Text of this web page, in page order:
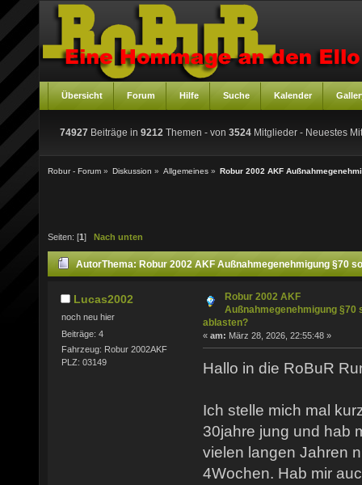
Übersicht Forum Hilfe Suche Kalender
74927 Beiträge in 9212 Themen - von 3524 Mitglieder - Neuestes
Robur - Forum » Diskussion » Allgemeines » Robur 2002 AKF
Seiten: [1 ] Nach unten
AutorThema: Robur 2002 AKF Außnahmegenehmigung §70
Lucas2002
noch neu hier
Beiträge: 4
Fahrzeug: Robur 2002AKF
PLZ: 03149
Robur 2002 AKF
Außnahmegenehmigung §70
ablasten?
« am: März 28, 2026, 22:55:48 »
Hallo in die RoBuR
Ich stelle mich mal
30jahre jung und hab
vielen langen Jahren
4Wochen. Hab mir